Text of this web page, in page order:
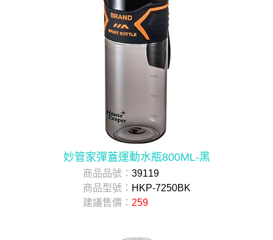
妙管家彈蓋運動水瓶800ML-黑
商品品號： 39119
商品型號： HKP-7250BK
建議售價： 259